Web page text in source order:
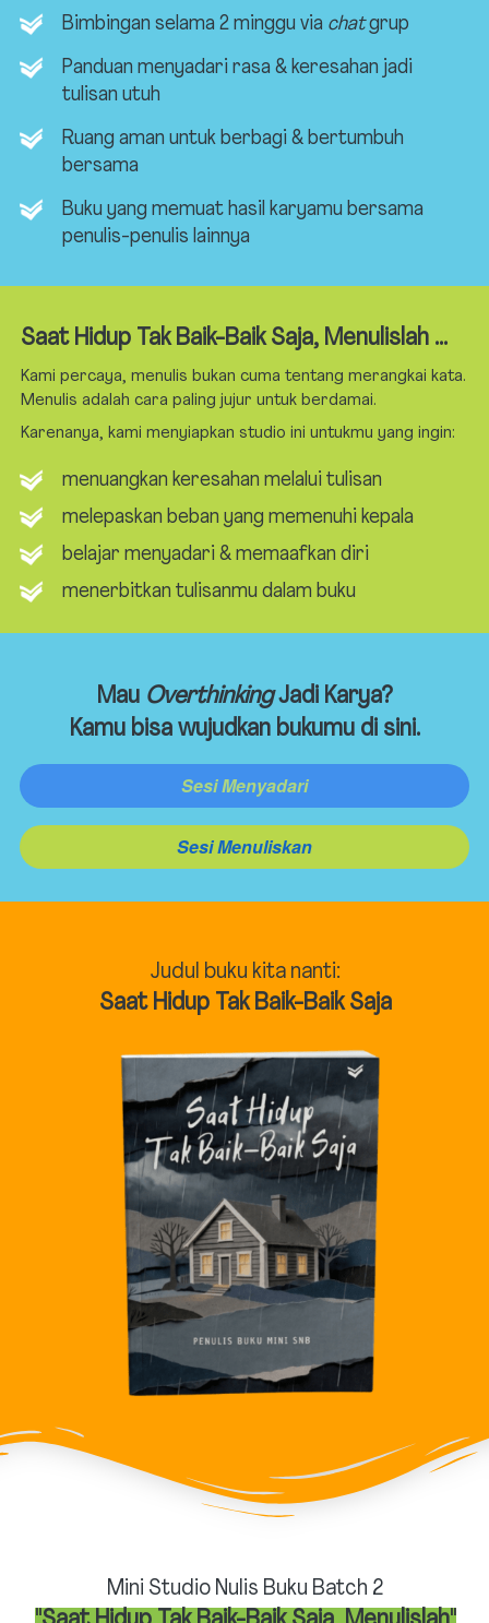
Bimbingan selama 2 minggu via chat grup
Panduan menyadari rasa & keresahan jadi
tulisan utuh
Ruang aman untuk berbagi & bertumbuh
bersama
Buku yang memuat hasil karyamu bersama
penulis-penulis lainnya
Saat Hidup Tak Baik-Baik Saja, Menulislah ...
Kami percaya, menulis bukan cuma tentang merangkai kata.
Menulis adalah cara paling jujur untuk berdamai.
Karenanya, kami menyiapkan studio ini untukmu yang ingin:
menuangkan keresahan melalui tulisan
melepaskan beban yang memenuhi kepala
belajar menyadari & memaafkan diri
menerbitkan tulisanmu dalam buku
Mau Overthinking Jadi Karya?
Kamu bisa wujudkan bukumu di sini.
`
Sesi Menyadari
`
Sesi Menuliskan
Judul buku kita nanti:
Saat Hidup Tak Baik-Baik Saja
Mini Studio Nulis Buku Batch 2